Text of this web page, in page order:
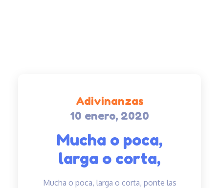
Adivinanzas
Posted
10 enero, 2020
Mucha o poca,
larga o corta,
Mucha o poca, larga o corta, ponte las